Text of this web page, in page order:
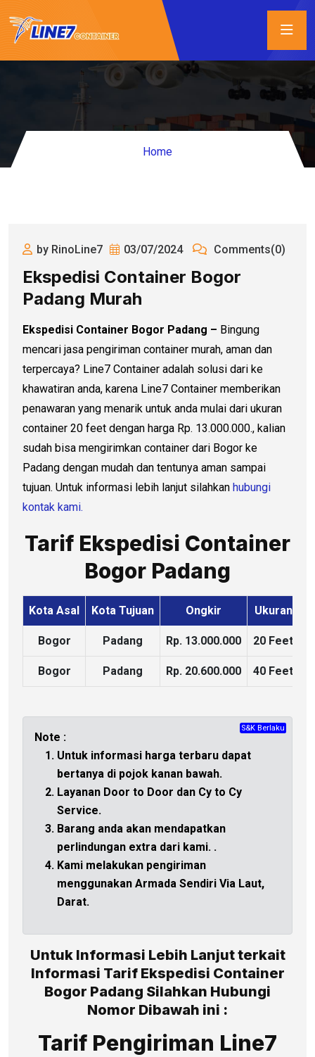
Home
by RinoLine7 03/07/2024 Comments(0)
Ekspedisi Container Bogor
Padang Murah
Ekspedisi Container Bogor Padang – Bingung
mencari jasa pengiriman container murah, aman dan
terpercaya? Line7 Container adalah solusi dari ke
khawatiran anda, karena Line7 Container memberikan
penawaran yang menarik untuk anda mulai dari ukuran
container 20 feet dengan harga Rp. 13.000.000., kalian
sudah bisa mengirimkan container dari Bogor ke
Padang dengan mudah dan tentunya aman sampai
tujuan. Untuk informasi lebih lanjut silahkan hubungi
kontak kami.
Tarif Ekspedisi Container
Bogor Padang
Kota Asal Kota Tujuan Ongkir Ukuran
Bogor Padang Rp. 13.000.000 20 Feet
Bogor Padang Rp. 20.600.000 40 Feet
Note :
Untuk informasi harga terbaru dapat
bertanya di
CHAT
pojok kanan bawah.
Layanan Door to Door dan Cy to Cy
Service.
Barang anda akan mendapatkan
perlindungan extra dari kami.
S&K Berlaku
.
Kami melakukan pengiriman
menggunakan Armada Sendiri Via Laut,
Darat.
Untuk Informasi Lebih Lanjut terkait
Informasi Tarif Ekspedisi Container
Bogor Padang Silahkan Hubungi
Nomor Dibawah ini :
Tarif Pengiriman Line7